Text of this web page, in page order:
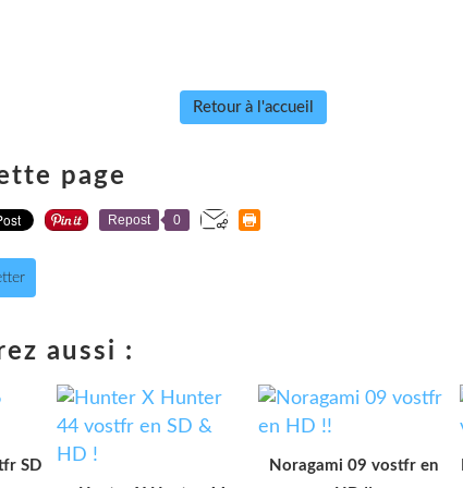
Retour à l'accueil
page
Repost 0
aussi :
SD
Noragami 09 vostfr en